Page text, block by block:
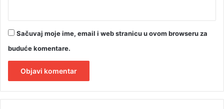
Sačuvaj moje ime, email i web stranicu u ovom browseru za
buduće komentare.